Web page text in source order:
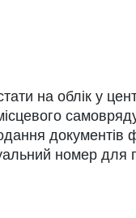
на облік у
документів
номер для